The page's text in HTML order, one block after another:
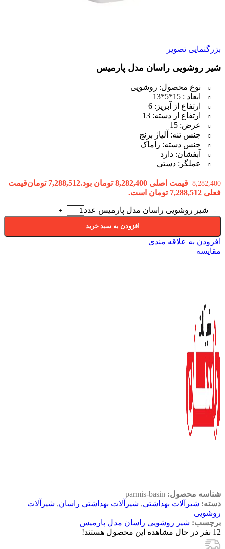
بزرگنمایی تصویر
شیر روشویی راسان مدل پارمیس
نوع محصول: روشویی
ابعاد : 15*5*13
ارتفاع از آبریز: 6
ارتفاع از دسته: 13
عرض: 15
جنس تنه: آلیاژ برنج
جنس دسته: زاماک
آبفشان: دارد
عملگر: دستی
8,282,400 قیمت اصلی 8,282,400 تومان بود. 7,288,512 تومانقیمت
فعلی 7,288,512 تومان است.
شیر روشویی راسان مدل پارمیس عدد
افزودن به سبد خرید
افزودن به علاقه مندی
مقایسه
شناسه محصول: parmis-basin
دسته: شیرآلات بهداشتی, شیرآلات بهداشتی راسان, شیرآلات
روشویی
برچسب: شیر روشویی راسان مدل پارمیس
12 نفر در حال مشاهده این محصول هستند!